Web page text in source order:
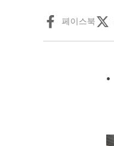
페이스북